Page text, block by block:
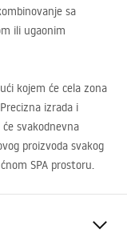
sa
ili ugaonim
kojem će cela zona
izrada i
svakodnevna
proizvoda svakog
SPA prostoru.